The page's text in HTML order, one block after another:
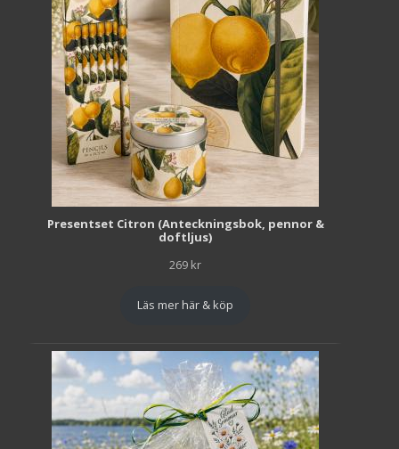
Presentset Citron (Anteckningsbok, pennor &
doftljus)
269 kr
Läs mer här & köp